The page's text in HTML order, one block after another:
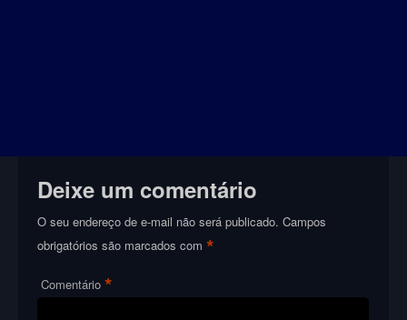
Deixe um comentário
O seu endereço de e-mail não será publicado. Campos
obrigatórios são marcados com*
Comentário *